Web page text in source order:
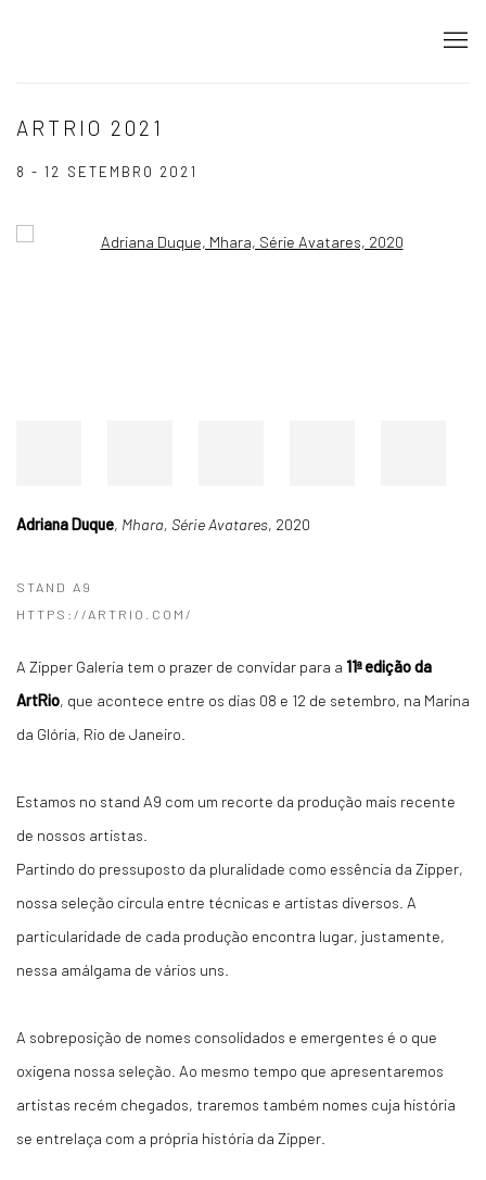
ARTRIO 2021
8 - 12 SETEMBRO 2021
Open a larger version of the following image in a popup:
Adriana Duque, Mhara, Série Avatares, 2020
STAND A9
HTTPS://ARTRIO.COM/
A Zipper Galeria tem o prazer de convidar para a 11ª edição da
ArtRio, que acontece entre os dias 08 e 12 de setembro, na Marina
da Glória, Rio de Janeiro.
Estamos no stand A9 com um recorte da produção mais recente
de nossos artistas.
Partindo do pressuposto da pluralidade como essência da Zipper,
nossa seleção circula entre técnicas e artistas diversos. A
particularidade de cada produção encontra lugar, justamente,
nessa amálgama de vários uns.
A sobreposição de nomes consolidados e emergentes é o que
oxigena nossa seleção. Ao mesmo tempo que apresentaremos
artistas recém chegados, traremos também nomes cuja história
se entrelaça com a própria história da Zipper.